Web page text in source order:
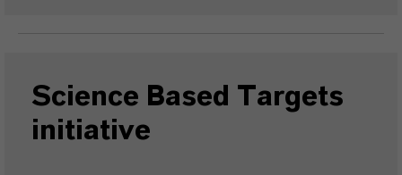
Science Based Targets
initiative